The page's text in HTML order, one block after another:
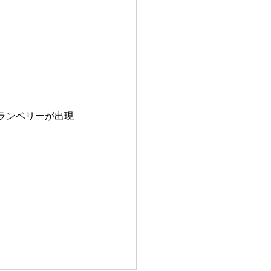
ンベリーが出現